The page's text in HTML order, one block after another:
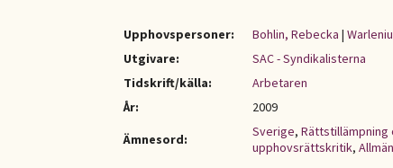
Upphovspersoner: Bohlin, Rebecka |
Utgivare:
SAC - Syndikalisterna
Tidskrift/källa:
Arbetaren
År:
2009
Ämnesord:
Sverige,
upphovsrättskritik,